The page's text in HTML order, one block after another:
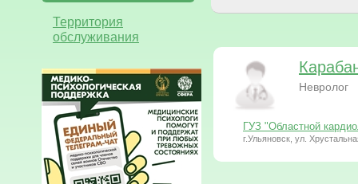
Территория
обслуживания
Невролог
ГУЗ "Областной
г.Ульяновск, ул.